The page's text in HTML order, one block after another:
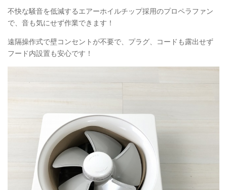
不快な騒音を低減するエアーホイルチップ採用のプロペラファン
で、音も気にせず作業できます！
遠隔操作式で壁コンセントが不要で、プラグ、コードも露出せず
フード内設置も安心です！